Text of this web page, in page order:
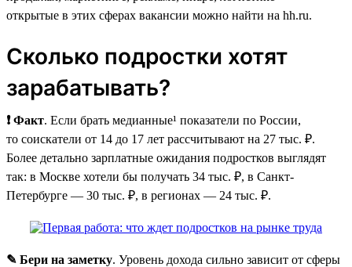
открытые в этих сферах вакансии можно найти на hh.ru.
Сколько подростки хотят
зарабатывать?
❗ Факт. Если брать медианные¹ показатели по России,
то соискатели от 14 до 17 лет рассчитывают на 27 тыс. ₽.
Более детально зарплатные ожидания подростков выглядят
так: в Москве хотели бы получать 34 тыс. ₽, в Санкт-
Петербурге — 30 тыс. ₽, в регионах — 24 тыс. ₽.
✎ Бери на заметку. Уровень дохода сильно зависит от сферы